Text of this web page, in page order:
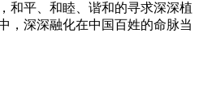
和平、和睦、谐和的寻求深深植
，深深融化在中国百姓的命脉当